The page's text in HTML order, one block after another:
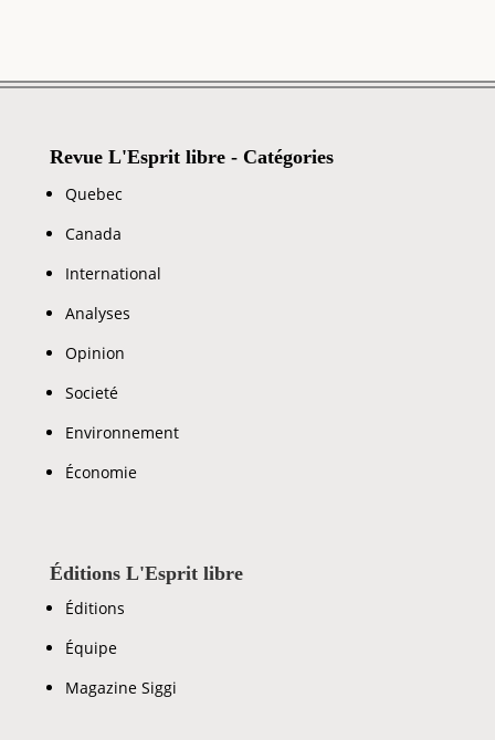
Revue L'Esprit libre - Catégories
Quebec
Canada
International
Analyses
Opinion
Societé
Environnement
Économie
Éditions L'Esprit libre
Éditions
Équipe
Magazine Siggi